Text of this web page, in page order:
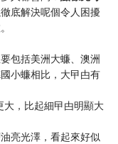
底解決呢個令人困擾
包括美洲大蠊、澳洲
小蠊相比，大曱甴有
大，比起細曱甴明顯大
亮光澤，看起來好似